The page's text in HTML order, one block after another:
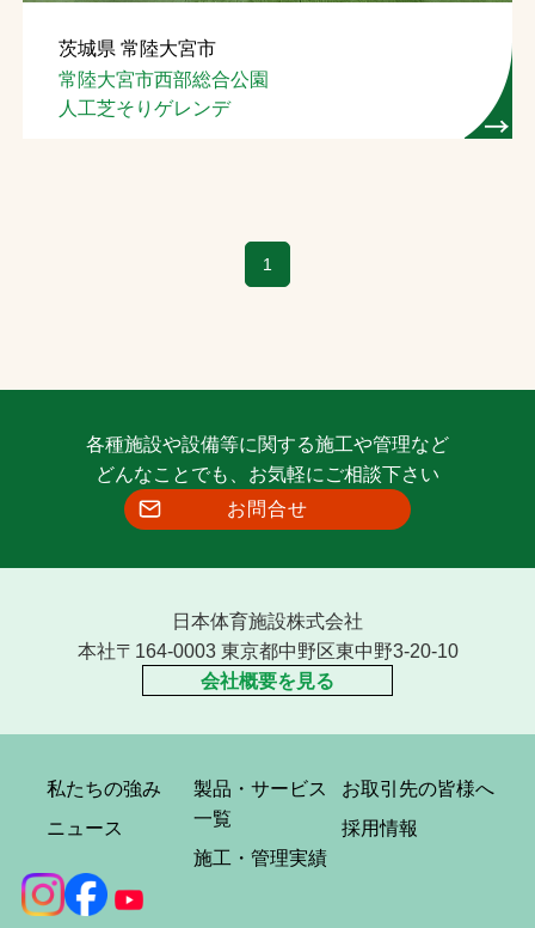
ソーシャルメディアポリシー
茨城県 常陸大宮市
常陸大宮市西部総合公園
人工芝そりゲレンデ
1
各種施設や設備等に関する施工や管理など
どんなことでも、お気軽にご相談下さい
お問合せ
日本体育施設株式会社
本社〒164-0003 東京都中野区東中野3-20-10
会社概要を見る
私たちの強み
ニュース
製品・サービス
一覧
施工・管理実績
お取引先の皆様へ
採用情報